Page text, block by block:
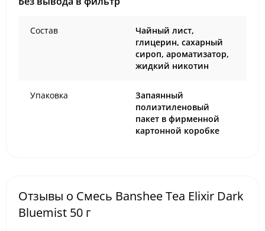
Состав
Чайный лист,
глицерин, сахарный
сироп, ароматизатор,
жидкий никотин
Упаковка
Запаянный
полиэтиленовый
пакет в фирменной
картонной коробке
Отзывы о Смесь Banshee Tea Elixir Dark
Bluemist 50 г